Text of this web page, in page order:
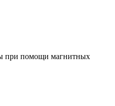
при помощи магнитных